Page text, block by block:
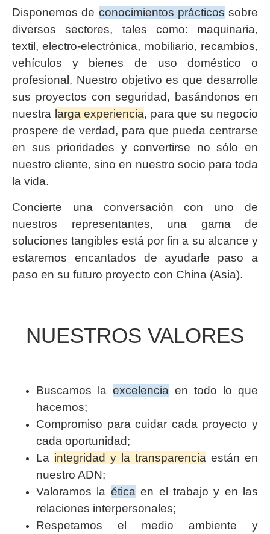
Disponemos de conocimientos prácticos sobre
diversos sectores, tales como: maquinaria,
textil, electro-electrónica, mobiliario, recambios,
vehículos y bienes de uso doméstico o
profesional. Nuestro objetivo es que desarrolle
sus proyectos con seguridad, basándonos en
nuestra larga experiencia, para que su negocio
prospere de verdad, para que pueda centrarse
en sus prioridades y convertirse no sólo en
nuestro cliente, sino en nuestro socio para toda
la vida.
Concierte una conversación con uno de
nuestros representantes, una gama de
soluciones tangibles está por fin a su alcance y
estaremos encantados de ayudarle paso a
paso en su futuro proyecto con China (Asia).
NUESTROS VALORES
Buscamos la excelencia en todo lo que
hacemos;
Compromiso para cuidar cada proyecto y
cada oportunidad;
La integridad y la transparencia están en
nuestro ADN;
Valoramos la éticaen el trabajo y en las
relaciones interpersonales;
Respetamos el medio ambiente y